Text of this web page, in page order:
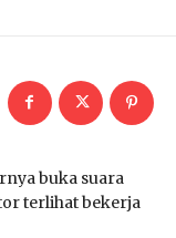
buka suara
terlihat bekerja